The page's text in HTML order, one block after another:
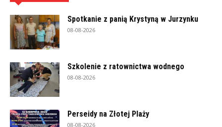
Spotkanie z panią Krystyną w Jurzynku
08-08-2026
Szkolenie z ratownictwa wodnego
08-08-2026
Perseidy na Złotej Plaży
08-08-2026